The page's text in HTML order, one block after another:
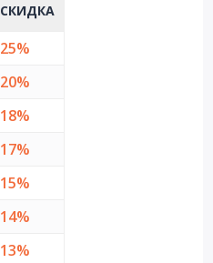
СКИДКА
25%
20%
18%
17%
15%
14%
13%